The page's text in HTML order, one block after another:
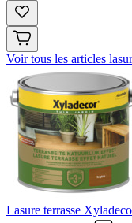
Voir tous les articles
Lasure terrasse